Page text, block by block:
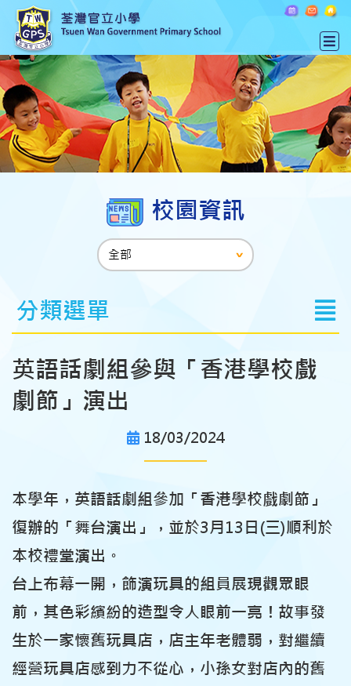
校園資訊
分類選單
英語話劇組參與「香港學校戲
劇節」演出
18/03/2024
本學年，英語話劇組參加「香港學校戲劇節」
復辦的「舞台演出」，並於3月13日(三)順利於
本校禮堂演出。
台上布幕一開，飾演玩具的組員展現觀眾眼
前，其色彩繽紛的造型令人眼前一亮！故事發
生於一家懷舊玩具店，店主年老體弱，對繼續
經營玩具店感到力不從心，小孫女對店內的舊